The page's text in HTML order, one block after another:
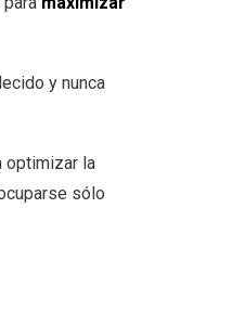
y nunca
optimizar la
sólo